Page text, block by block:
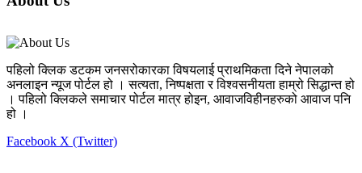
पहिलो क्लिक डटकम जनसरोकारका विषयलाई प्राथमिकता दिने नेपालको
अनलाइन न्यूज पोर्टल हो । सत्यता, निष्पक्षता र विश्वसनीयता हाम्रो सिद्धान्त हो
। पहिलो क्लिकले समाचार पोर्टल मात्र होइन, आवाजविहीनहरुको आवाज पनि
हो ।
Facebook X (Twitter)